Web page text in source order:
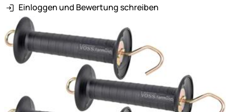
Einloggen und Bewertung schreiben
Produktgalerie